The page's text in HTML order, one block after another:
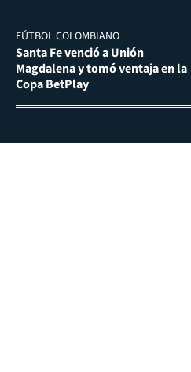
FÚTBOL COLOMBIANO
Santa Fe venció a Unión
Magdalena y tomó ventaja en la
Copa BetPlay